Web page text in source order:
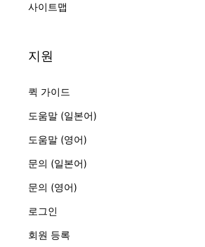
사이트맵
지원
퀵 가이드
도움말 (일본어)
도움말 (영어)
문의 (일본어)
문의 (영어)
로그인
회원 등록